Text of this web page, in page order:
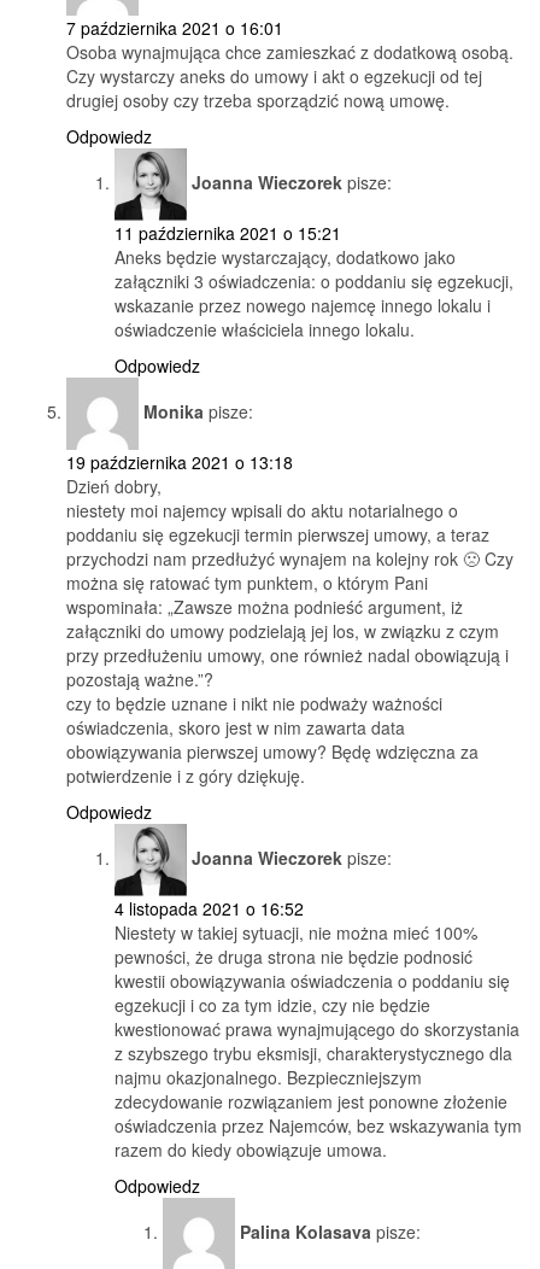
7 października 2021 o 16:01
Osoba wynajmująca chce zamieszkać z dodatkową osobą.
Czy wystarczy aneks do umowy i akt o egzekucji od tej
drugiej osoby czy trzeba sporządzić nową umowę.
Odpowiedz
Joanna Wieczorek pisze:
11 października 2021 o 15:21
Aneks będzie wystarczający, dodatkowo jako
załączniki 3 oświadczenia: o poddaniu się egzekucji,
wskazanie przez nowego najemcę innego lokalu i
oświadczenie właściciela innego lokalu.
Odpowiedz
Monika pisze:
19 października 2021 o 13:18
Dzień dobry,
niestety moi najemcy wpisali do aktu notarialnego o
poddaniu się egzekucji termin pierwszej umowy, a teraz
przychodzi nam przedłużyć wynajem na kolejny rok 🙁 Czy
można się ratować tym punktem, o którym Pani
wspominała: „Zawsze można podnieść argument, iż
załączniki do umowy podzielają jej los, w związku z czym
przy przedłużeniu umowy, one również nadal obowiązują i
pozostają ważne.”?
czy to będzie uznane i nikt nie podważy ważności
oświadczenia, skoro jest w nim zawarta data
obowiązywania pierwszej umowy? Będę wdzięczna za
potwierdzenie i z góry dziękuję.
Odpowiedz
Joanna Wieczorek pisze:
4 listopada 2021 o 16:52
Niestety w takiej sytuacji, nie można mieć 100%
pewności, że druga strona nie będzie podnosić
kwestii obowiązywania oświadczenia o poddaniu się
egzekucji i co za tym idzie, czy nie będzie
kwestionować prawa wynajmującego do skorzystania
z szybszego trybu eksmisji, charakterystycznego dla
najmu okazjonalnego. Bezpieczniejszym
zdecydowanie rozwiązaniem jest ponowne złożenie
oświadczenia przez Najemców, bez wskazywania tym
razem do kiedy obowiązuje umowa.
Odpowiedz
Palina Kolasava pisze: